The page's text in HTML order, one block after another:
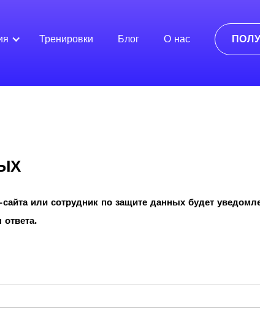
Тренировки Блог О нас
или сотрудник по защите данных будет